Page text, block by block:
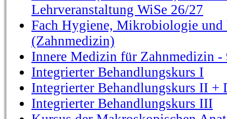
Lehrveranstaltung WiSe 26/27
Fach Hygiene, Mikrobiologie
(Zahnmedizin)
Innere Medizin für Zahnmedizin -
Integrierter Behandlungskurs I
Integrierter Behandlungskurs II +
Integrierter Behandlungskurs III